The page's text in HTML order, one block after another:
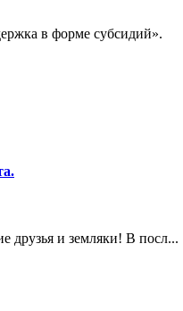
в форме субсидий».
друзья и земляки! В посл...